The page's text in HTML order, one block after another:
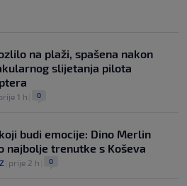
na plaži, spašena nakon
slijetanja pilota
1 h 0
budi emocije: Dino Merlin
najbolje trenutke s Koševa
prije 2 h 0